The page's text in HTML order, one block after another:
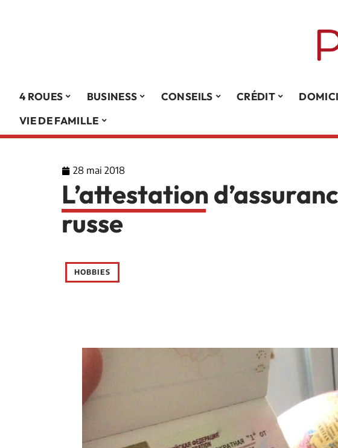
4 ROUES BUSINESS CONSEILS CRÉDIT
VIE DE FAMILLE
28 mai 2018
L’attestation
russe
HOBBIES